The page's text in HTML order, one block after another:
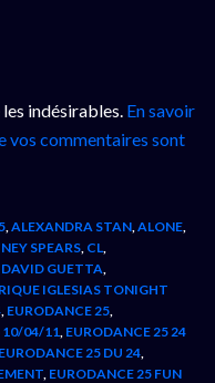
indésirables. En savoir
vos commentaires sont
ALEXANDRA STAN ALONE
SPEARS CL
DAVID GUETTA
IGLESIAS TONIGHT
EURODANCE 25
10/04/11 EURODANCE 25 24
EURODANCE 25 DU 24
EURODANCE 25 FUN